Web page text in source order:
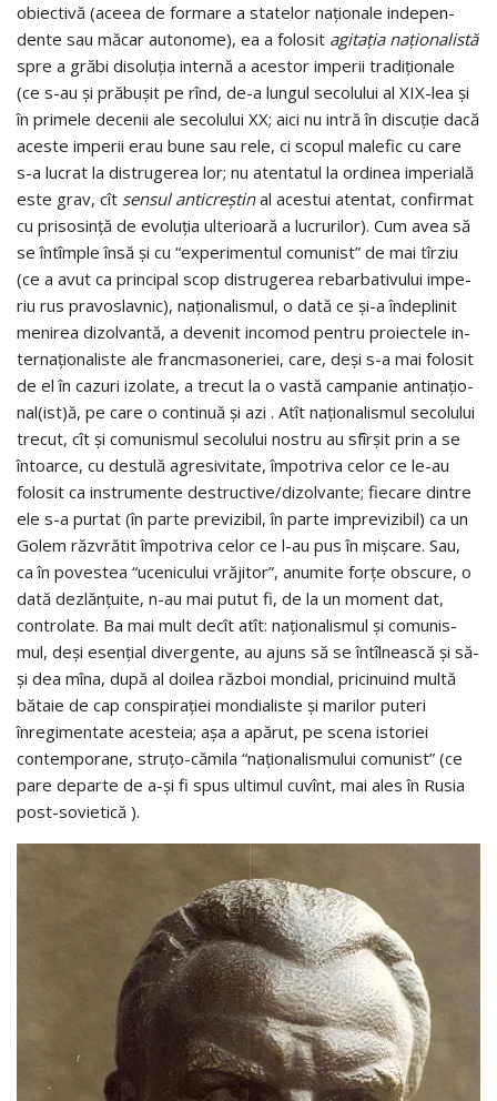
obiectivă (aceea de formare a statelor na­ţi­o­nale inde­pen­
dente sau măcar autonome), ea a folosit a­gi­taţia naţionalistă
spre a grăbi disoluţia internă a acestor imperii tradiţionale
(ce s-au şi prăbuşit pe rînd, de-a lun­­gul secolului al XIX-lea şi
în primele decenii ale seco­lu­lui XX; aici nu intră în discuţie dacă
aceste imperii erau bune sau rele, ci scopul ma­lefic cu care
s-a lucrat la dis­trugerea lor; nu atentatul la ordinea imperială
este grav, cît sensul anticreştinal acestui atentat, confirmat
cu pri­so­sinţă de evoluţia ulterioară a lucrurilor). Cum avea să
se întîm­ple însă şi cu “experimentul comunist” de mai tîrziu
(ce a avut ca principal scop distru­ge­rea rebarba­ti­vului impe­
riu rus pravoslavnic), naţionalismul, o dată ce şi-a îndeplinit
meni­rea dizolvantă, a devenit incomod pen­tru proiectele in­
ter­­naţionaliste ale francmasoneriei, ca­re, deşi s-a mai folosit
de el în cazuri izolate, a trecut la o vastă campanie antina­ţio­
nal(ist)ă, pe care o continuă şi azi . Atît naţionalismul se­co­lului
trecut, cît şi comunis­mul secolului nostru au sfîrşit prin a se
întoarce, cu des­tulă agresivitate, împotriva celor ce le-au
folosit ca in­stru­mente destructive/dizolvante; fie­care dintre
ele s-a pur­tat (în parte pre­vizibil, în parte impre­vizibil) ca un
Go­lem răz­vrătit împotriva celor ce l-au pus în miş­care. Sau,
ca în povestea “ucenicului vrăjitor”, anumite forţe obs­cu­re, o
dată dezlănţuite, n-au mai putut fi, de la un moment dat,
controlate. Ba mai mult decît atît: naţionalis­mul şi comu­nis­
mul, deşi esenţial divergente, au ajuns să se întîl­nească şi să-
şi dea mîna, după al doilea război mondial, prici­nu­ind multă
bătaie de cap conspiraţiei mondialiste şi marilor puteri
înregimentate acesteia; aşa a apărut, pe scena isto­riei
contemporane, struţo-cămila “naţionalismu­lui comu­nist” (ce
pare departe de a-şi fi spus ultimul cu­vînt, mai ales în Ru­sia
post-sovietică ).